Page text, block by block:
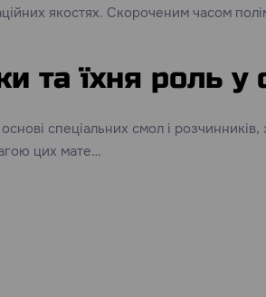
якостях. Скороченим часом
та їхня роль у
спеціальних смол і
цих мате…